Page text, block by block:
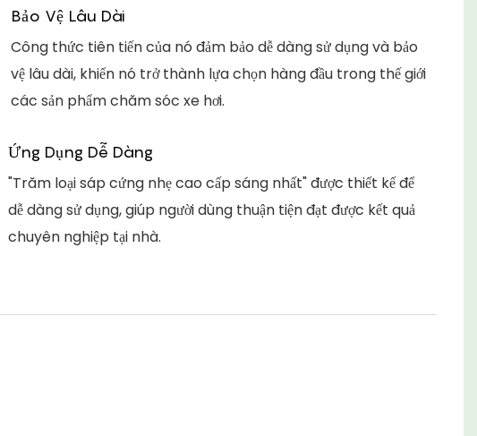
Bảo Vệ Lâu Dài
Công thức tiên tiến của nó đảm bảo dễ dàng sử dụng và bảo
vệ lâu dài, khiến nó trở thành lựa chọn hàng đầu trong thế giới
các sản phẩm chăm sóc xe hơi.
Ứng Dụng Dễ Dàng
"Trăm loại sáp cứng nhẹ cao cấp sáng nhất" được thiết kế để
dễ dàng sử dụng, giúp người dùng thuận tiện đạt được kết quả
chuyên nghiệp tại nhà.